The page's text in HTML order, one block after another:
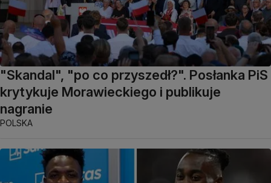
"Skandal", "po co przyszedł?". Posłanka PiS
krytykuje Morawieckiego i publikuje
nagranie
POLSKA